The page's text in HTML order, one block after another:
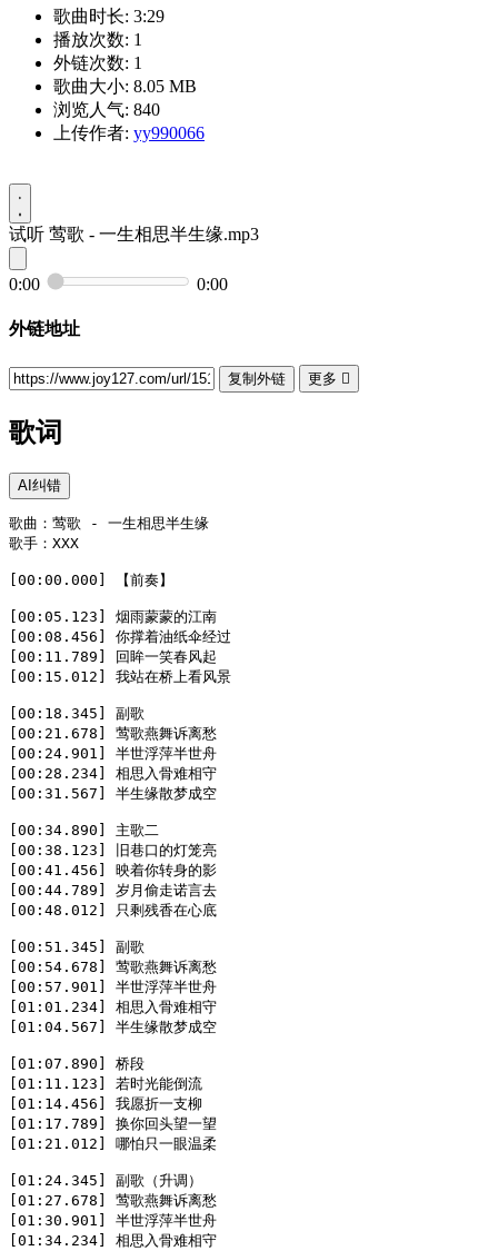
歌曲时长: 3:29
播放次数: 1
外链次数: 1
歌曲大小: 8.05 MB
浏览人气: 840
上传作者: yy990066
试听 莺歌 - 一生相思半生缘.mp3
0:00 0:00
外链地址
复制外链 更多 
歌词
AI纠错
歌曲：莺歌 - 一生相思半生缘
歌手：XXX
[00:00.000] 【前奏】
[00:05.123] 烟雨蒙蒙的江南
[00:08.456] 你撑着油纸伞经过
[00:11.789] 回眸一笑春风起
[00:15.012] 我站在桥上看风景
[00:18.345] 副歌
[00:21.678] 莺歌燕舞诉离愁
[00:24.901] 半世浮萍半世舟
[00:28.234] 相思入骨难相守
[00:31.567] 半生缘散梦成空
[00:34.890] 主歌二
[00:38.123] 旧巷口的灯笼亮
[00:41.456] 映着你转身的影
[00:44.789] 岁月偷走诺言去
[00:48.012] 只剩残香在心底
[00:51.345] 副歌
[00:54.678] 莺歌燕舞诉离愁
[00:57.901] 半世浮萍半世舟
[01:01.234] 相思入骨难相守
[01:04.567] 半生缘散梦成空
[01:07.890] 桥段
[01:11.123] 若时光能倒流
[01:14.456] 我愿折一支柳
[01:17.789] 换你回头望一望
[01:21.012] 哪怕只一眼温柔
[01:24.345] 副歌（升调）
[01:27.678] 莺歌燕舞诉离愁
[01:30.901] 半世浮萍半世舟
[01:34.234] 相思入骨难相守